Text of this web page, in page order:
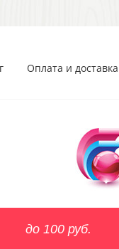
Оплата и доставка
до 100 руб.